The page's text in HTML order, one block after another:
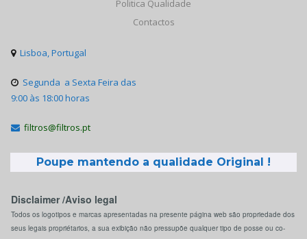
Politica Qualidade
Contactos
 Lisboa, Portugal
 Segunda a Sexta Feira das
9:00 às 18:00 horas
 filtros@filtros.pt
Poupe mantendo a qualidade Original !
Disclaimer /Aviso legal
Todos os logotipos e marcas apresentadas na presente página web são propriedade dos
seus legais propriétarios, a sua exibição não pressupõe qualquer tipo de posse ou co-